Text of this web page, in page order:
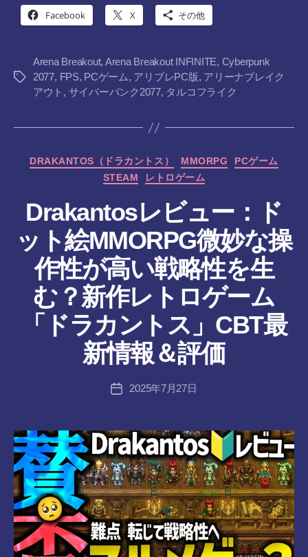
Facebook X その他
タ
Arena Breakout, Arena Breakout INFINITE, Cyberpunk
2077, FPS, PCゲーム, アリブレPC版, アリーナブレイク
アウト , サイバーパンク2077, タルコフライク
カ
テ
ー
DRAKANTOS（ドラカントス） MMORPG
PCゲーム
STEAM
レトロゲーム
Drakantosレビュー：ド
ット絵MMORPG微妙な操
作性が高い戦略性を生
む？新作レトロゲーム
「ドラカントス」CBT最
新情報＆評価
投
稿
成
者
:
a
8-
vr
投
2025年7月27日